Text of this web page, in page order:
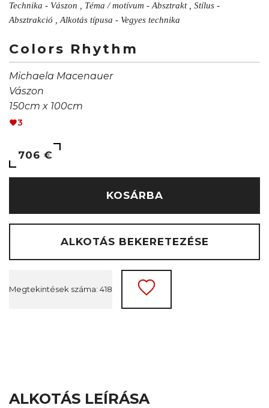
Technika - Vászon , Téma / motívum - Absztrakt , Stílus -
Absztrakció , Alkotás típusa - Vegyes technika
Colors Rhythm
Michaela Macenauer
Vászon
150cm x 100cm
3
706 €
KOSÁRBA
ALKOTÁS BEKERETEZÉSE
Megtekintések száma: 418
ALKOTÁS LEÍRÁSA